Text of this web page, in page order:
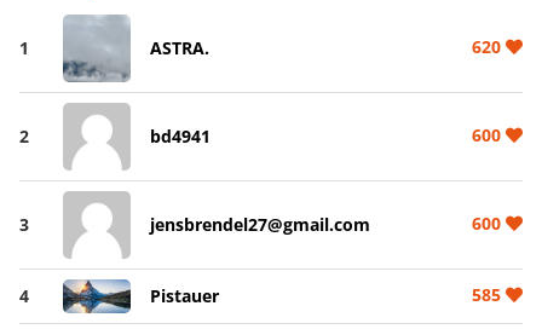
1 ASTRA. 620
2 bd4941 600
3 jensbrendel27@gmail.com 600
4 Pistauer 585